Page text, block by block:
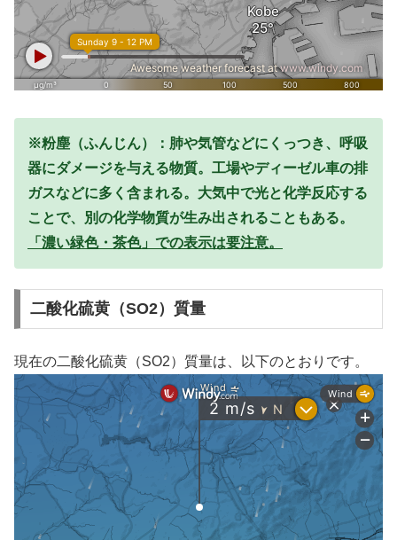
※粉塵（ふんじん）：肺や気管などにくっつき、呼吸
器にダメージを与える物質。工場やディーゼル車の排
ガスなどに多く含まれる。大気中で光と化学反応する
ことで、別の化学物質が生み出されることもある。
「濃い緑色・茶色」での表示は要注意。
二酸化硫黄（SO2）質量
現在の二酸化硫黄（SO2）質量は、以下のとおりです。